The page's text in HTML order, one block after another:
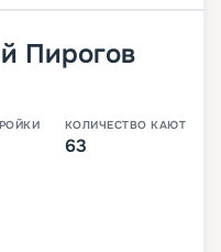
Пирогов
КОЛИЧЕСТВО КАЮТ
63